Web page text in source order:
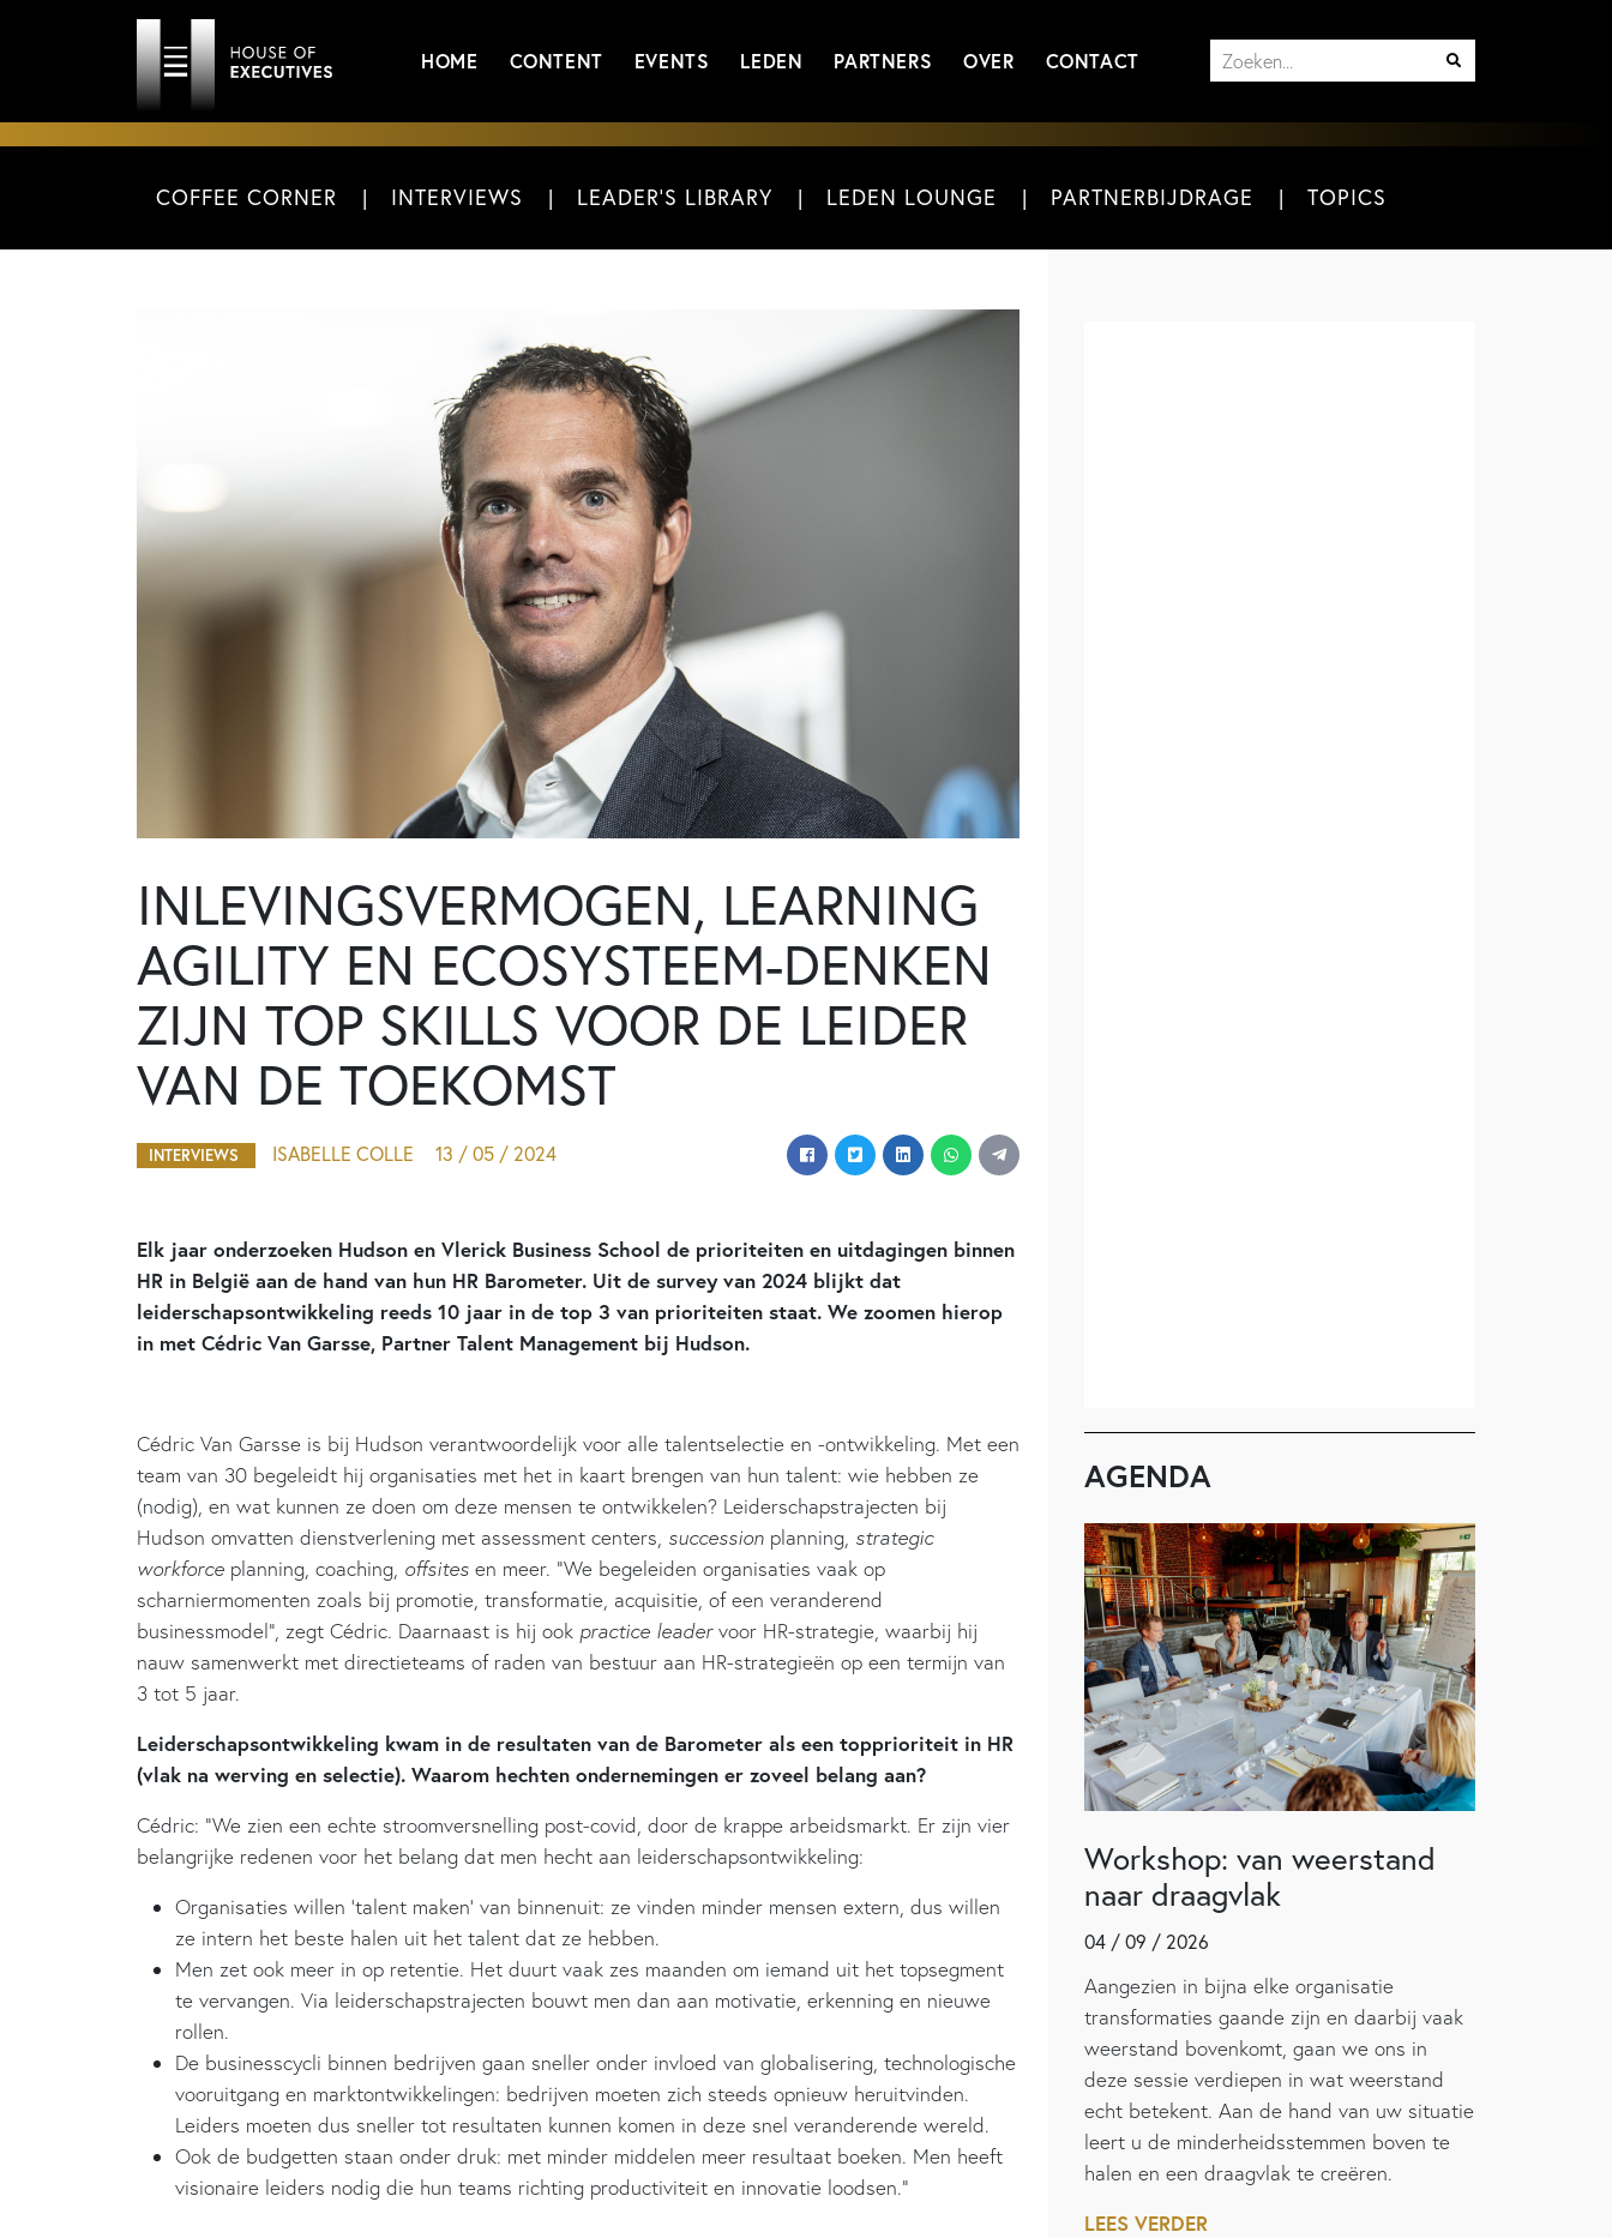
HOME CONTENT EVENTS LEDEN PARTNERS OVER CONTACT
COFFEE CORNER INTERVIEWS LEADER'S LIBRARY LEDEN LOUNGE PARTNERBIJDRAGE TOPICS
INLEVINGSVERMOGEN, LEARNING
AGILITY EN ECOSYSTEEM-DENKEN
ZIJN TOP SKILLS VOOR DE LEIDER
VAN DE TOEKOMST
INTERVIEWS ISABELLE COLLE 13 / 05 / 2024
Elk jaar onderzoeken Hudson en Vlerick Business School de prioriteiten en uitdagingen binnen
HR in België aan de hand van hun HR Barometer. Uit de survey van 2024 blijkt dat
leiderschapsontwikkeling reeds 10 jaar in de top 3 van prioriteiten staat. We zoomen hierop
in met Cédric Van Garsse, Partner Talent Management bij Hudson.
Cédric Van Garsse is bij Hudson verantwoordelijk voor alle talentselectie en -ontwikkeling. Met een
team van 30 begeleidt hij organisaties met het in kaart brengen van hun talent: wie hebben ze
(nodig), en wat kunnen ze doen om deze mensen te ontwikkelen? Leiderschapstrajecten bij
Hudson omvatten dienstverlening met assessment centers, succession planning, strategic
workforce planning, coaching, offsites en meer. “We begeleiden organisaties vaak op
scharniermomenten zoals bij promotie, transformatie, acquisitie, of een veranderend
businessmodel”, zegt Cédric. Daarnaast is hij ook practice leadervoor HR-strategie, waarbij hij
nauw samenwerkt met directieteams of raden van bestuur aan HR-strategieën op een termijn van
3 tot 5 jaar.
Leiderschapsontwikkeling kwam in de resultaten van de Barometer als een topprioriteit in HR
(vlak na werving en selectie). Waarom hechten ondernemingen er zoveel belang aan?
Cédric: “We zien een echte stroomversnelling post-covid, door de krappe arbeidsmarkt. Er zijn vier
belangrijke redenen voor het belang dat men hecht aan leiderschapsontwikkeling:
Organisaties willen ‘talent maken’ van binnenuit: ze vinden minder mensen extern, dus willen
ze intern het beste halen uit het talent dat ze hebben.
Men zet ook meer in op retentie. Het duurt vaak zes maanden om iemand uit het topsegment
te vervangen. Via leiderschapstrajecten bouwt men dan aan motivatie, erkenning en nieuwe
rollen.
De businesscycli binnen bedrijven gaan sneller onder invloed van globalisering, technologische
vooruitgang en marktontwikkelingen: bedrijven moeten zich steeds opnieuw heruitvinden.
Leiders moeten dus sneller tot resultaten kunnen komen in deze snel veranderende wereld.
Ook de budgetten staan onder druk: met minder middelen meer resultaat boeken. Men heeft
visionaire leiders nodig die hun teams richting productiviteit en innovatie loodsen.”
AGENDA
Workshop: van weerstand
naar draagvlak
04 / 09 / 2026
Aangezien in bijna elke organisatie
transformaties gaande zijn en daarbij vaak
weerstand bovenkomt, gaan we ons in
deze sessie verdiepen in wat weerstand
echt betekent. Aan de hand van uw situatie
leert u de minderheidsstemmen boven te
halen en een draagvlak te creëren.
LEES VERDER